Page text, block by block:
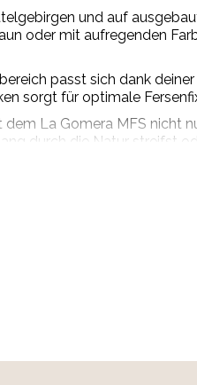
und auf
oder mit aufregenden
passt sich dank
sorgt für optimale
La Gomera MFS nicht
durch die Natur streifst
Profil garantiert Griffigkeit
der La Gomera MFS für